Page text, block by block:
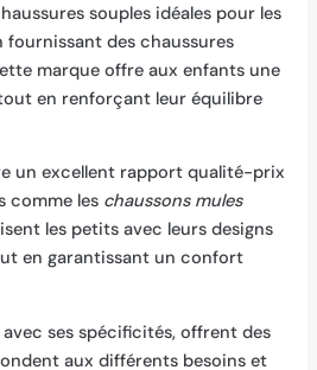
souples idéales pour les
fournissant des chaussures
marque offre aux enfants une
en renforçant leur équilibre
un excellent rapport qualité-prix
comme les chaussons mules
les petits avec leurs designs
en garantissant un confort
ses spécificités, offrent des
aux différents besoins et